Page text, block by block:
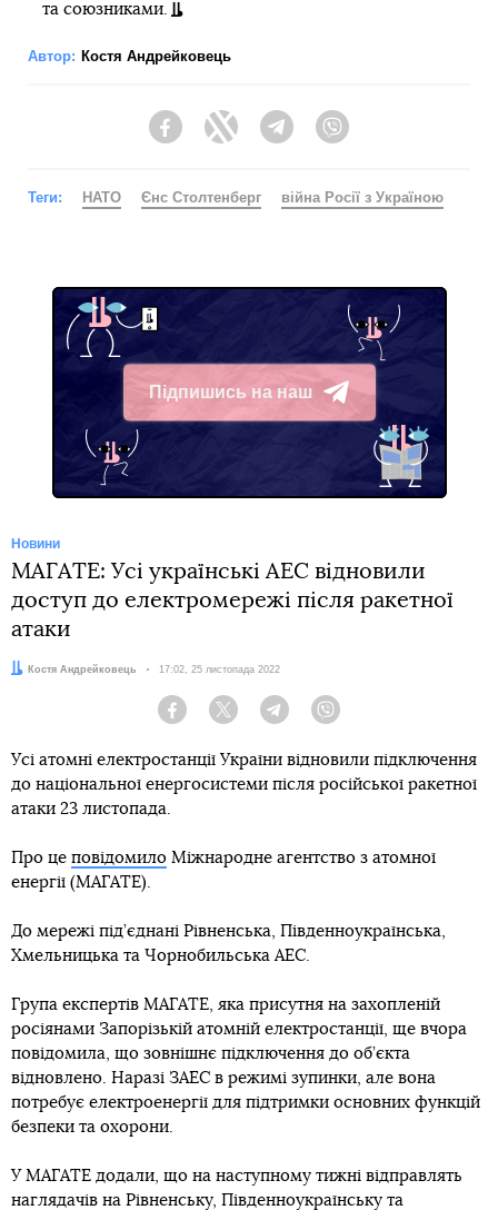
та союзниками.
Автор: Костя Андрейковець
FacebookTwitter Telegram
Теги: НАТО Єнс Столтенберг війна Росії з Україною
Підпишись на наш
Telegram
Новини
МАГАТЕ: Усі українські АЕС відновили
доступ до електромережі після ракетної
атаки
Автор:Костя Андрейковець Дата:
17:02, 25 листопада 2022
Facebook Twitter Telegram
Усі атомні електростанції України відновили підключення
до національної енергосистеми після російської ракетної
атаки 23 листопада.
Про це повідомило Міжнародне агентство з атомної
енергії (МАГАТЕ).
До мережі під’єднані Рівненська, Південноукраїнська,
Хмельницька та Чорнобильська АЕС.
Група експертів МАГАТЕ, яка присутня на захопленій
росіянами Запорізькій атомній електростанції, ще вчора
повідомила, що зовнішнє підключення до об’єкта
відновлено. Наразі ЗАЕС в режимі зупинки, але вона
потребує електроенергії для підтримки основних функцій
безпеки та охорони.
У МАГАТЕ додали, що на наступному тижні відправлять
наглядачів на Рівненську, Південноукраїнську та